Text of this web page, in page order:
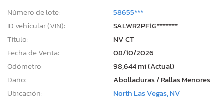
Número de lote:
58655***
ID vehicular (VIN):
SALWR2PF1G*******
Título:
NV CT
Fecha de Venta:
08/10/2026
Odómetro:
98,644 mi (Actual)
Daño:
Abolladuras / Rallas Menores
Ubicación:
North Las Vegas, NV